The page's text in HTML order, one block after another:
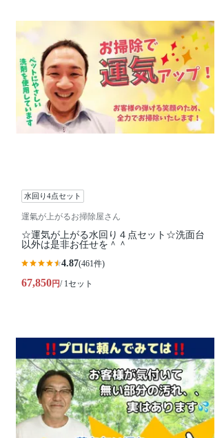
水回り4点セット
運氣が上がるお掃除屋さん
☆運気が上がる水回り４点セット☆洗面台
以外は是非お任せを＾＾
4.87(461件)
67,850円/ 1セット